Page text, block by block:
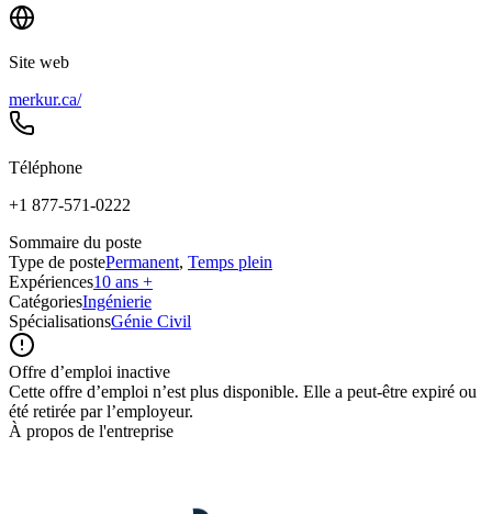
Site web
merkur.ca/
Téléphone
+1 877-571-0222
Sommaire du poste
Type de postePermanent, Temps plein
Expériences10 ans +
CatégoriesIngénierie
SpécialisationsGénie Civil
Offre d’emploi inactive
Cette offre d’emploi n’est plus disponible. Elle a peut-être expiré ou
été retirée par l’employeur.
À propos de l'entreprise